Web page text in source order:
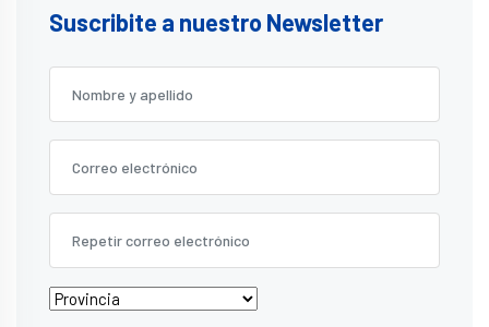
Suscribite a nuestro Newsletter